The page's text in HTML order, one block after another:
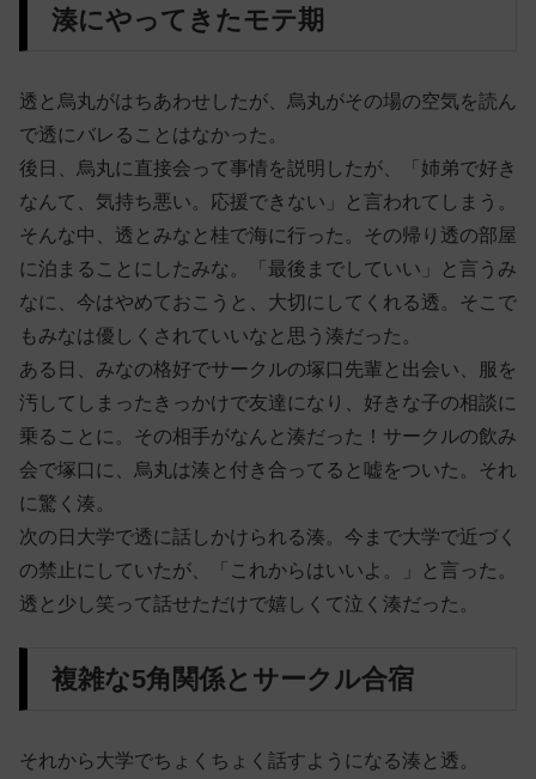
湊にやってきたモテ期
透と烏丸がはちあわせしたが、烏丸がその場の空気を読ん
で透にバレることはなかった。
後日、烏丸に直接会って事情を説明したが、「姉弟で好き
なんて、気持ち悪い。応援できない」と言われてしまう。
そんな中、透とみなと桂で海に行った。その帰り透の部屋
に泊まることにしたみな。「最後までしていい」と言うみ
なに、今はやめておこうと、大切にしてくれる透。そこで
もみなは優しくされていいなと思う湊だった。
ある日、みなの格好でサークルの塚口先輩と出会い、服を
汚してしまったきっかけで友達になり、好きな子の相談に
乗ることに。その相手がなんと湊だった！サークルの飲み
会で塚口に、烏丸は湊と付き合ってると嘘をついた。それ
に驚く湊。
次の日大学で透に話しかけられる湊。今まで大学で近づく
の禁止にしていたが、「これからはいいよ。」と言った。
透と少し笑って話せただけで嬉しくて泣く湊だった。
複雑な5角関係とサークル合宿
それから大学でちょくちょく話すようになる湊と透。